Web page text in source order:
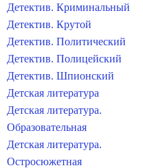
Детектив. Криминальный
Детектив. Крутой
Детектив. Политический
Детектив. Полицейский
Детектив. Шпионский
Детская литература
Детская литература.
Образовательная
Детская литература.
Остросюжетная